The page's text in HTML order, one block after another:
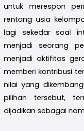
untuk merespon
rentang usia
lagi sekedar soal
menjadi seorang
menjadi aktifitas
memberi kontribusi
nilai yang
pilihan tersebut,
dijadikan sebagai